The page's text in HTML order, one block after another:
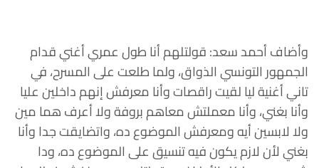
وأضاف أحمد سعد: قولتلهم أنا طول عمري أغني قدام
الجمهور التونسي الذواق، ولما طلعت على المسرح، في
تاني أغنية ليا لقيت راقصات وأنا معرفش إنهم داخلين عليا
وأنا بغني، وأنا معملتش معاهم بروفة ولا أعرف هما مين
ولا لابسين أيه ومعرفش الموضوع ده، واتضايقت جدا وأنا
بغني لأن لازم يكون فيه تنسيق على الموضوع ده، ودا